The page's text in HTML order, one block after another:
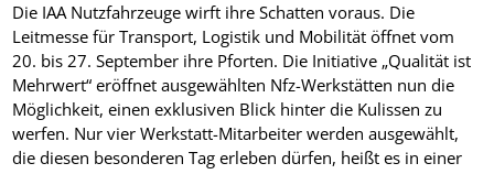
Die IAA Nutzfahrzeuge wirft ihre Schatten voraus. Die
Leitmesse für Transport, Logistik und Mobilität öffnet vom
20. bis 27. September ihre Pforten. Die Initiative „Qualität ist
Mehrwert“ eröffnet ausgewählten Nfz-Werkstätten nun die
Möglichkeit, einen exklusiven Blick hinter die Kulissen zu
werfen. Nur vier Werkstatt-Mitarbeiter werden ausgewählt,
die diesen besonderen Tag erleben dürfen, heißt es in einer